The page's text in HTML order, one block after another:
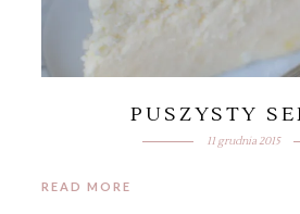
PUSZYSTY
11 grudnia 2015
READ MORE